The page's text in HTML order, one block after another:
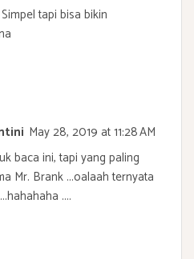
tapi bisa bikin
May 28, 2019 at 11:28 AM
baca ini, tapi yang paling
Mr. Brank ...oalaah ternyata
....